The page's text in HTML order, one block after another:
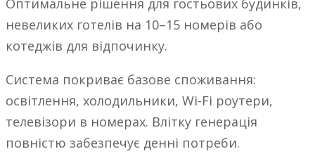
Оптимальне рішення для гостьових будинків,
невеликих готелів на 10–15 номерів або
котеджів для відпочинку.
Система покриває базове споживання:
освітлення, холодильники, Wi-Fi роутери,
телевізори в номерах. Влітку генерація
повністю забезпечує денні потреби.